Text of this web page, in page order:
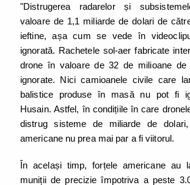
"Distrugerea radarelor și
valoare de 1,1 miliarde de dolari de
ieftine, așa cum se vede în
ignorată. Rachetele sol-aer fabricate
drone în valoare de 32 de milioane
ignorate. Nici camioanele civile care
balistice produse în masă nu pot fi
Husain. Astfel, în condițiile în care
distrug sisteme de miliarde de dolari,
americane nu prea mai par a fi viitorul.
În același timp, forțele americane au
muniții de precizie împotriva a peste